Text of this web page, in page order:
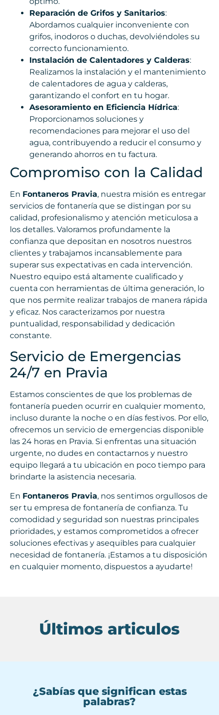
Reparación de Grifos y Sanitarios:
Abordamos cualquier inconveniente con
grifos, inodoros o duchas, devolviéndoles su
correcto funcionamiento.
Instalación de Calentadores y Calderas:
Realizamos la instalación y el mantenimiento
de calentadores de agua y calderas,
garantizando el confort en tu hogar.
Asesoramiento en Eficiencia Hídrica:
Proporcionamos soluciones y
recomendaciones para mejorar el uso del
agua, contribuyendo a reducir el consumo y
generando ahorros en tu factura.
Compromiso con la Calidad
En Fontaneros Pravia, nuestra misión es entregar
servicios de fontanería que se distingan por su
calidad, profesionalismo y atención meticulosa a
los detalles. Valoramos profundamente la
confianza que depositan en nosotros nuestros
clientes y trabajamos incansablemente para
superar sus expectativas en cada intervención.
Nuestro equipo está altamente cualificado y
cuenta con herramientas de última generación, lo
que nos permite realizar trabajos de manera rápida
y eficaz. Nos caracterizamos por nuestra
puntualidad, responsabilidad y dedicación
constante.
Servicio de Emergencias
24/7 en Pravia
Estamos conscientes de que los problemas de
fontanería pueden ocurrir en cualquier momento,
incluso durante la noche o en días festivos. Por ello,
ofrecemos un servicio de emergencias disponible
las 24 horas en Pravia. Si enfrentas una situación
urgente, no dudes en contactarnos y nuestro
equipo llegará a tu ubicación en poco tiempo para
brindarte la asistencia necesaria.
En Fontaneros Pravia, nos sentimos orgullosos de
ser tu empresa de fontanería de confianza. Tu
comodidad y seguridad son nuestras principales
prioridades, y estamos comprometidos a ofrecer
soluciones efectivas y asequibles para cualquier
necesidad de fontanería. ¡Estamos a tu disposición
en cualquier momento, dispuestos a ayudarte!
Últimos articulos
¿Sabías que significan estas
palabras?